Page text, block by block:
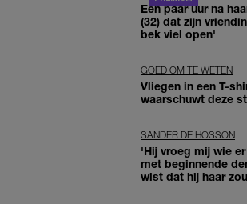
Een paar uur na
(32) dat zijn
bek viel open'
GOED OM TE WETEN
Vliegen in een T-
waarschuwt deze
SANDER DE HOSSON
'Hij vroeg mij wie
met beginnende
wist dat hij haar